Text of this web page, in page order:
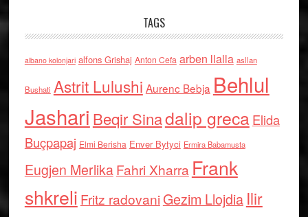
TAGS
albano kolonjari alfons Grishaj Anton Cefa arben llalla asllan
Bushati Astrit Lulushi Aurenc Bebja Behlul
Jashari Beqir Sinadalip grecaElida
Buçpapaj Elmi Berisha Enver Bytyci Ermira Babamusta
Eugjen MerlikaFahri Xharra Frank
shkreli Fritz radovaniGezim Llojdia Ilir